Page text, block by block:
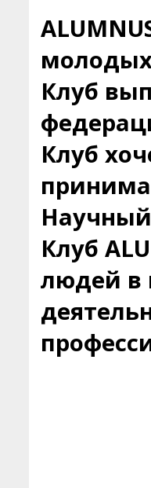
Клуб
Клуб
Клуб
людей в